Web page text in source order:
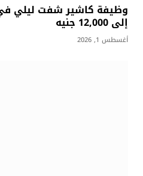
وظيفة كاشير شفت ليلي
إلى 12,000 جنيه
أغسطس 1, 2026